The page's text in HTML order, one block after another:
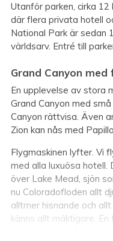
Utanför parken, cirka
där flera privata hotell
National Park är sedan
världsarv. Entré till
Grand Canyon med
En upplevelse av stora
Grand Canyon med
Canyon rättvisa. Även
Zion kan nås med
Flygmaskinen lyfter. Vi
med alla luxuösa
över Lake Mead, sjön
nu Coloradofloden allt
alltmer hisnande och
känns allt mäktigare.